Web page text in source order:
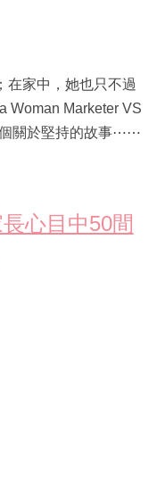
在家中，她也只不過
Woman Marketer VS
個關於堅持的故事⋯⋯
長心目中50間